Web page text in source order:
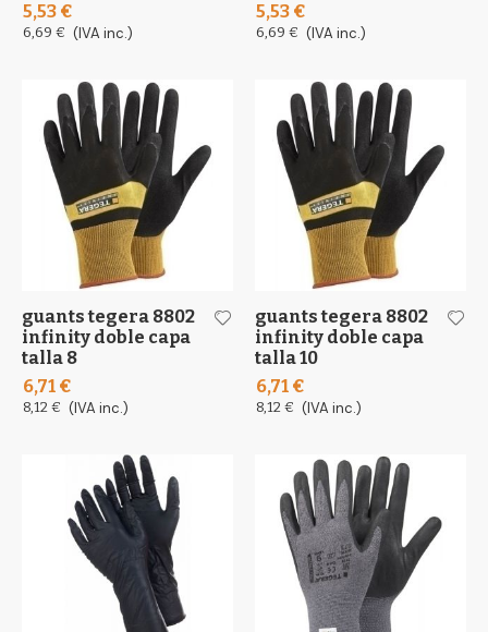
5,53 €
6,69 € (IVA inc.)
5,53 €
6,69 € (IVA inc.)
guants tegera 8802
infinity doble capa
talla 8
6,71 €
8,12 € (IVA inc.)
guants tegera 8802
infinity doble capa
talla 10
6,71 €
8,12 € (IVA inc.)